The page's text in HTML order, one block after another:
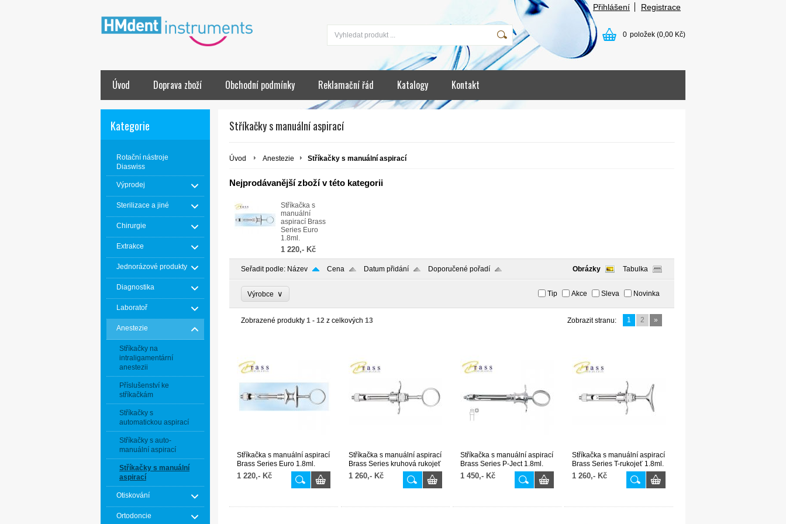
Přihlášení Registrace
0 položek (0,00 Kč)
Úvod Doprava zboží Obchodní podmínky Reklamační řád Katalogy Kontakt
Kategorie
Rotační nástroje
Diaswiss
Výprodej
Sterilizace a jiné
Chirurgie
Extrakce
Jednorázové produkty
Diagnostika
Laboratoř
Anestezie
Stříkačky na
intraligamentární
anestezii
Příslušenství ke
stříkačkám
Stříkačky s
automatickou aspirací
Stříkačky s auto-
manuální aspirací
Stříkačky s manuální
aspirací
Otiskování
Ortodoncie
Stříkačky s manuální aspirací
Úvod Anestezie Stříkačky s manuální aspirací
Nejprodávanější zboží v této kategorii
Stříkačka s
manuální
aspirací Brass
Series Euro
1.8ml.
1 220,- Kč
Seřadit podle: Název Cena Datum přidání Doporučené pořadí Obrázky Tabulka
Výrobce ∨ Tip Akce Sleva Novinka
Zobrazené produkty 1 - 12 z celkových 13 Zobrazit stranu: 1 2 »
Stříkačka s manuální aspirací
Brass Series Euro 1.8ml.
1 220,- Kč
Stříkačka s manuální aspirací
Brass Series kruhová rukojeť
1.8ml.
1 260,- Kč
Stříkačka s manuální aspirací
Brass Series P-Ject 1.8ml.
1 450,- Kč
Stříkačka s manuální aspirací
Brass Series T-rukojeť 1.8ml.
1 260,- Kč